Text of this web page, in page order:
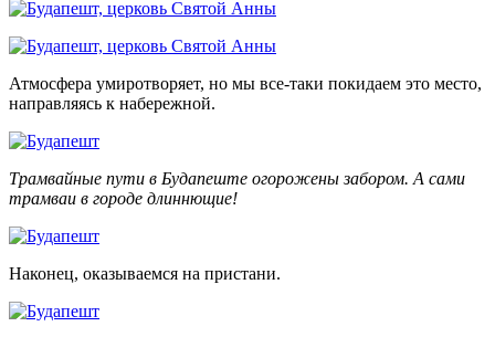
Атмосфера умиротворяет, но мы все-таки покидаем это место,
направляясь к набережной.
Трамвайные пути в Будапеште огорожены забором. А сами
трамваи в городе длиннющие!
Наконец, оказываемся на пристани.